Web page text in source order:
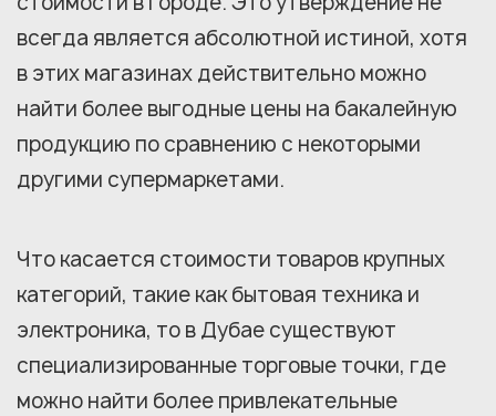
всегда является абсолютной истиной, хотя
в этих магазинах действительно можно
найти более выгодные цены на бакалейную
продукцию по сравнению с некоторыми
другими супермаркетами.
Что касается стоимости товаров крупных
категорий, такие как бытовая техника и
электроника, то в Дубае существуют
специализированные торговые точки, где
можно найти более привлекательные